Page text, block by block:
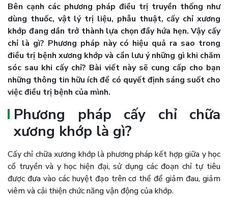
Bên cạnh các phương pháp điều trị truyền thống như
dùng thuốc, vật lý trị liệu, phẫu thuật, cấy chỉ xương
khớp đang dần trở thành lựa chọn đầy hứa hẹn. Vậy cấy
chỉ là gì? Phương pháp này có hiệu quả ra sao trong
điều trị bệnh xương khớp và cần lưu ý những gì khi chăm
sóc sau khi cấy chỉ? Bài viết này sẽ cung cấp cho bạn
những thông tin hữu ích để có quyết định sáng suốt cho
việc điều trị bệnh của mình.
Phương pháp cấy chỉ chữa
xương khớp là gì?
Cấy chỉ chữa xương khớp là phương pháp kết hợp giữa y học
cổ truyền và y học hiện đại, sử dụng các đoạn chỉ tự tiêu
được đưa vào các huyệt đạo trên cơ thể để giảm đau, giảm
viêm và cải thiện chức năng vận động của khớp.